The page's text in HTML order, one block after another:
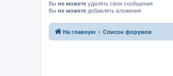
Вы не можете удалять свои сообщения
Вы не можете добавлять вложения
На главную Список форумов